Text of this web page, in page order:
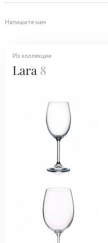
Напишите нам
Из коллекции
Lara 8